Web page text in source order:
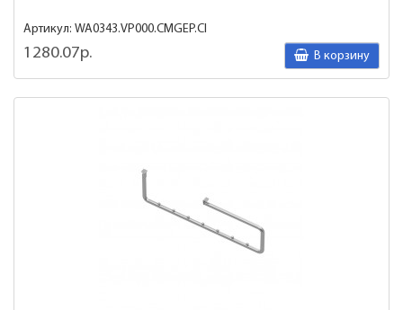
Артикул: WA0343.VP000.CMGEP.CI
1280.07р. В корзину